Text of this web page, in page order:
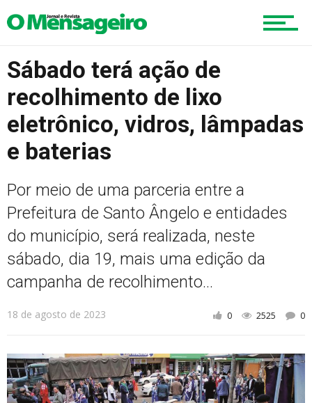
Educação
Esportes
Cultura
Meio Ambiente
Sábado terá ação de
recolhimento de lixo
eletrônico, vidros, lâmpadas
e baterias
Por meio de uma parceria entre a
Prefeitura de Santo Ângelo e entidades
do município, será realizada, neste
sábado, dia 19, mais uma edição da
campanha de recolhimento...
18 de agosto de 2023 0 2525 0